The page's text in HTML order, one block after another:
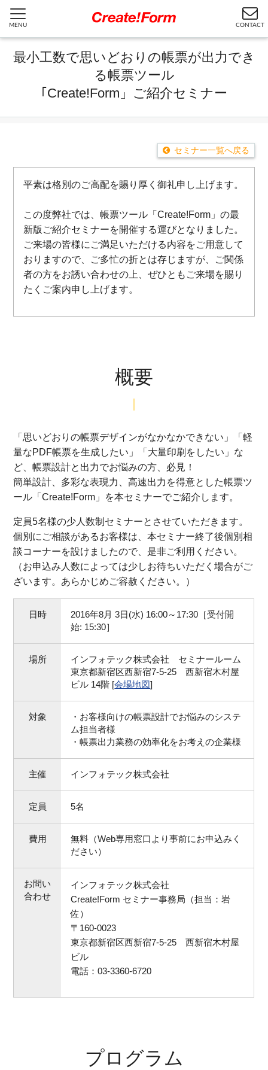
MENU CONTACT
最小工数で思いどおりの帳票が出力でき
る帳票ツール
｢Create!Form」ご紹介セミナー
セミナー一覧へ戻る
平素は格別のご高配を賜り厚く御礼申し上げます。
この度弊社では、帳票ツール「Create!Form」の最
新版ご紹介セミナーを開催する運びとなりました。
ご来場の皆様にご満足いただける内容をご用意して
おりますので、ご多忙の折とは存じますが、ご関係
者の方をお誘い合わせの上、ぜひともご来場を賜り
たくご案内申し上げます。
概要
「思いどおりの帳票デザインがなかなかできない」「軽
量なPDF帳票を生成したい」「大量印刷をしたい」な
ど、帳票設計と出力でお悩みの方、必見！
簡単設計、多彩な表現力、高速出力を得意とした帳票ツ
ール「Create!Form」を本セミナーでご紹介します。
定員5名様の少人数制セミナーとさせていただきます。
個別にご相談があるお客様は、本セミナー終了後個別相
談コーナーを設けましたので、是非ご利用ください。
（お申込み人数によっては少しお待ちいただく場合がご
ざいます。あらかじめご容赦ください。）
日時
2016年8月 3日(水) 16:00～17:30［受付開
始: 15:30］
場所
インフォテック株式会社 セミナールーム
東京都新宿区西新宿7-5-25 西新宿木村屋
ビル 14階 [会場地図]
対象
・お客様向けの帳票設計でお悩みのシステ
ム担当者様
・帳票出力業務の効率化をお考えの企業様
主催 インフォテック株式会社
定員 5名
費用
無料（Web専用窓口より事前にお申込みく
ださい）
お問い
合わせ
インフォテック株式会社
Create!Form セミナー事務局（担当：岩
佐）
〒160-0023
東京都新宿区西新宿7-5-25 西新宿木村屋
ビル
電話：03-3360-6720
プログラム